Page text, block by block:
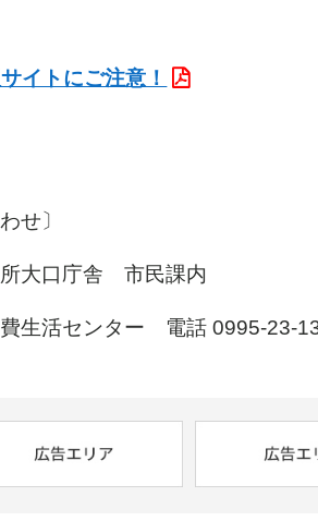
イトにご注意！
民課内
話 0995-23-